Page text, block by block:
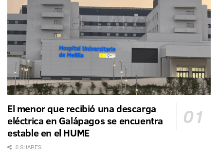
El menor que recibió una descarga
eléctrica en Galápagos se encuentra
estable en el HUME
0 SHARES